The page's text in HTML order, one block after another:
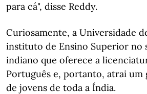
para cá", disse Reddy.
Curiosamente, a Universidade
instituto de Ensino Superior no
indiano que oferece a
Português e, portanto, atrai um
de jovens de toda a Índia.